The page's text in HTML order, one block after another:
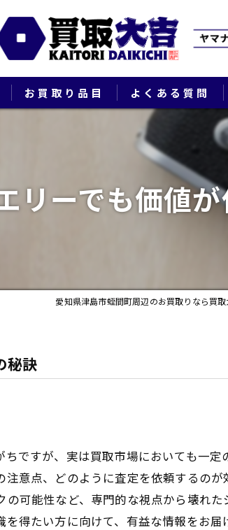
お買取り品目 よくある質問
リーでも価値
愛知県津島市蛭間町周辺のお買取りなら買
秘訣
ですが、実は買取市場においても一
意点、どのように査定を依頼するの
可能性など、専門的な視点から壊れ
得たい方に向けて、有益な情報をお届